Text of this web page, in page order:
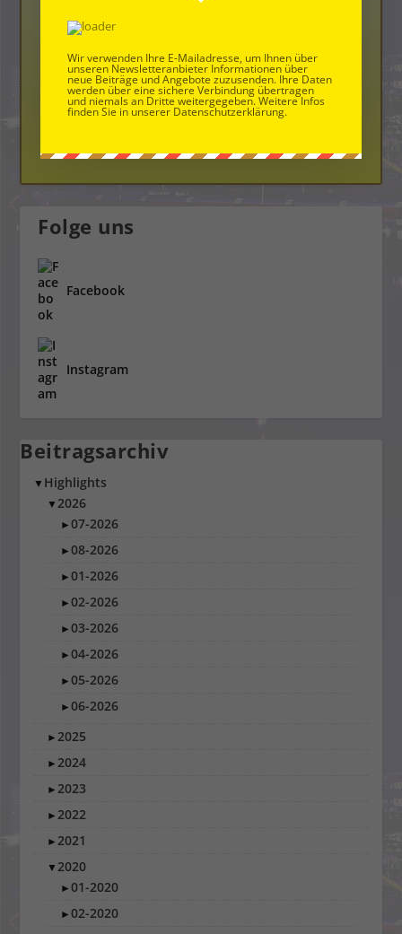
Die Neue Bloggerplattform
Dem Ehrenkodex verpflichtet
Folge uns
Facebook
Instagram
Beitragsarchiv
▼ Highlights
▼2026
►07-2026
►08-2026
►01-2026
►02-2026
►03-2026
►04-2026
►05-2026
►06-2026
►2025
►2024
►2023
►2022
►2021
▼2020
►01-2020
►02-2020
Wir verwenden Ihre E-Mailadresse, um Ihnen über
unseren Newsletteranbieter Informationen über
neue Beiträge und Angebote zuzusenden. Ihre Daten
werden über eine sichere Verbindung übertragen
und niemals an Dritte weitergegeben. Weitere Infos
finden Sie in unserer Datenschutzerklärung.